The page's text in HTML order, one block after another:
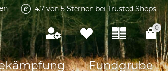
4.7 von 5 Sternen bei Trusted Shops
0
Fundgrube